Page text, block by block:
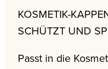
KOSMETIK-
SCHÜTZT UND
Passt in die